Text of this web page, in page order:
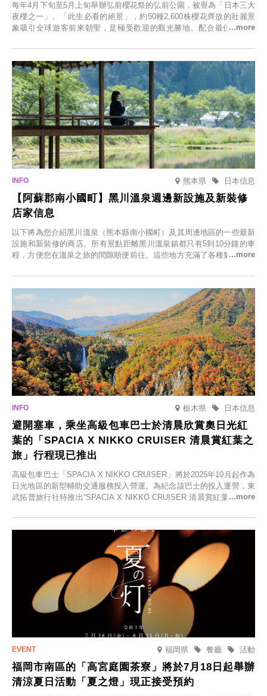
每年4月下旬至5月上旬舉辦弘前櫻花祭的弘前公園，被譽為「日本三大
夜櫻之一」、「此生必看的絕景」，約50種2,600株櫻花齊放的壯麗景
象吸引全球遊客前來朝聖，是極受歡迎的觀光勝地。配合最佳觀雪時
「冬季櫻花燈光秀」。
熊本県 日本信息
【阿蘇郡南小國町】黑川溫泉週邊新設施及新裝修
店家信息
以下將為您介紹黑川溫泉（熊本縣南小國町）及其周邊地區的一些最新
設施和新裝修的商店。所有景點距離黑川溫泉鎮都只有5到10分鐘的車
程，方便您在溫泉之旅的間隙順便前往。這些地方充滿了各種魅力，包
食材的餐廳。讓您體驗黑川溫泉的全新樂趣。
栃木県 日本信息
避開塞車，乘坐高級包車巴士於清晨欣賞奧日光紅
葉的「SPACIA X NIKKO CRUISER 清晨賞紅葉之
旅」行程現已推出
高級包車巴士「SPACIA X NIKKO CRUISER」將於2025年10月起作為
日光地區的新型輔助交通服務投入營運。為紀念該巴士的投入運營，東
武拓普旅行社特推出“SPACIA X NIKKO CRUISER 清晨賞紅葉之旅”，
福岡県 活動
餐廳
福岡市南區的「高宮庭園茶寮」將於7月18日起舉辦
清涼夏日活動「夏之燈」現正接受預約